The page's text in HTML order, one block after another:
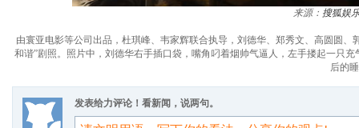
来源： 搜狐娱
由寰亚电影等公司出品，杜琪峰、韦家辉联合执导，刘德华、郑秀文、高圆圆
和谐”剧照。照片中，刘德华右手插口袋，嘴角叼着烟帅气逼人，左手搂起一只
后的
发表给力评论！看新闻，说两句。